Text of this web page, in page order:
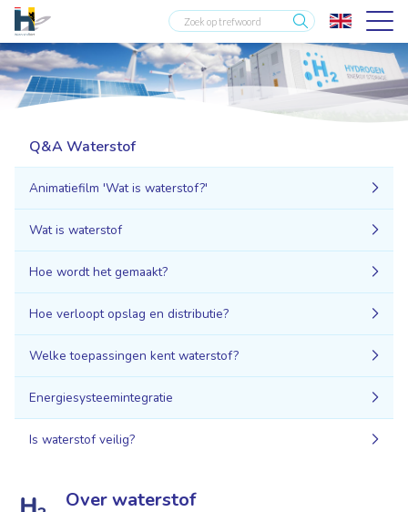
Q&A Waterstof
Animatiefilm 'Wat is waterstof?'
Wat is waterstof
Hoe wordt het gemaakt?
Hoe verloopt opslag en distributie?
Welke toepassingen kent waterstof?
Energiesysteemintegratie
Is waterstof veilig?
Over waterstof